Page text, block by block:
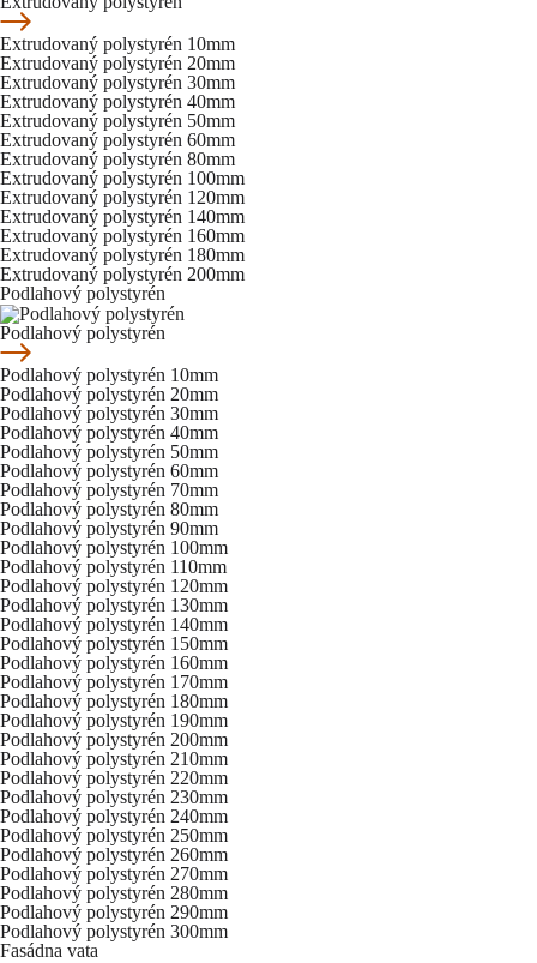
Extrudovaný polystyrén 10mm
Extrudovaný polystyrén 20mm
Extrudovaný polystyrén 30mm
Extrudovaný polystyrén 40mm
Extrudovaný polystyrén 50mm
Extrudovaný polystyrén 60mm
Extrudovaný polystyrén 80mm
Extrudovaný polystyrén 100mm
Extrudovaný polystyrén 120mm
Extrudovaný polystyrén 140mm
Extrudovaný polystyrén 160mm
Extrudovaný polystyrén 180mm
Extrudovaný polystyrén 200mm
Podlahový polystyrén
Podlahový polystyrén
Podlahový polystyrén 10mm
Podlahový polystyrén 20mm
Podlahový polystyrén 30mm
Podlahový polystyrén 40mm
Podlahový polystyrén 50mm
Podlahový polystyrén 60mm
Podlahový polystyrén 70mm
Podlahový polystyrén 80mm
Podlahový polystyrén 90mm
Podlahový polystyrén 100mm
Podlahový polystyrén 110mm
Podlahový polystyrén 120mm
Podlahový polystyrén 130mm
Podlahový polystyrén 140mm
Podlahový polystyrén 150mm
Podlahový polystyrén 160mm
Podlahový polystyrén 170mm
Podlahový polystyrén 180mm
Podlahový polystyrén 190mm
Podlahový polystyrén 200mm
Podlahový polystyrén 210mm
Podlahový polystyrén 220mm
Podlahový polystyrén 230mm
Podlahový polystyrén 240mm
Podlahový polystyrén 250mm
Podlahový polystyrén 260mm
Podlahový polystyrén 270mm
Podlahový polystyrén 280mm
Podlahový polystyrén 290mm
Podlahový polystyrén 300mm
Fasádna vata